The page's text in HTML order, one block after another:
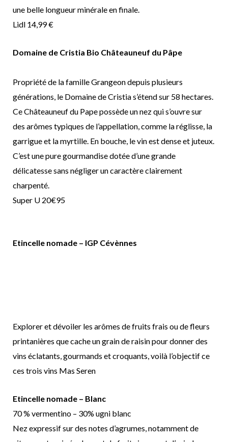
une belle longueur minérale en finale.
Lidl 14,99 €
Domaine de Cristia Bio Châteauneuf du Pâpe
Propriété de la famille Grangeon depuis plusieurs
générations, le Domaine de Cristia s’étend sur 58 hectares.
Ce Châteauneuf du Pape possède un nez qui s’ouvre sur
des arômes typiques de l’appellation, comme la réglisse, la
garrigue et la myrtille. En bouche, le vin est dense et juteux.
C’est une pure gourmandise dotée d’une grande
délicatesse sans négliger un caractère clairement
charpenté.
Super U 20€95
Etincelle nomade – IGP Cévènnes
Explorer et dévoiler les arômes de fruits frais ou de fleurs
printanières que cache un grain de raisin pour donner des
vins éclatants, gourmands et croquants, voilà l’objectif ce
ces trois vins Mas Seren
Etincelle nomade – Blanc
70 % vermentino – 30% ugni blanc
Nez expressif sur des notes d’agrumes, notamment de